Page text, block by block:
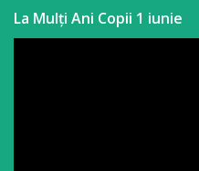
La Mulți Ani Copii 1 iunie